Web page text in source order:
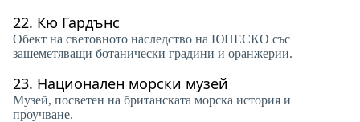
22. Кю Гардънс
Обект на световното наследство на ЮНЕСКО със
зашеметяващи ботанически градини и оранжерии.
23. Национален морски музей
Музей, посветен на британската морска история и
проучване.